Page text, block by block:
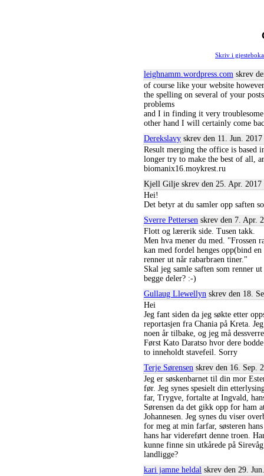
Skriv i gjesteboka
leighnamm.wordpress.com skrev
of course like your website
the spelling on several of your
problems
and I in finding it very
other hand I will certainly come
Derekslavy skrev den 11. Jun.
Result merging the office is based
longer try to make the best of all,
biomanix16.moykrest.ru
Kjell Gilje skrev den 25. Apr. 2017
Hei!
Det betyr at du samler opp saften
Sverre Pettersen skrev den 7. Apr.
Flott og lærerik side. Tusen takk.
Men hva mener du med. "Frossen
kan med fordel henges opp(bind
renner ut når rabarbraen tiner."
Skal jeg samle saften som renner
begge deler? :-)
Gullaug Llewellyn skrev den 18.
Hei
Jeg fant siden da jeg søkte etter
reportasjen fra Chania på Kreta.
noen år tilbake, og jeg må
Først Kato Daratso hvor dere
to inneholdt stavefeil. Sorry
Terje Sørensen skrev den 16. Sep.
Jeg er søskenbarnet til din mor
før. Jeg synes spesielt din
far, Trygve, fortalte at Ingvald,
Sørensen da det gikk opp for ham
Johannesen. Jeg synes du viser
for meg at min farfar, søsteren
hans har videreført denne troen.
kunne finne sin utkårede på
landligge?
kari jamne heldal skrev den 29.